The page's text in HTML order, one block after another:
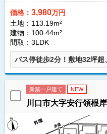
価格： 3,980万円
土地：113.19m²
建物：100.44m²
間取：3LDK
バス停徒歩2分！敷地32坪
新築一戸建て NEW
川口市大字安行領根岸